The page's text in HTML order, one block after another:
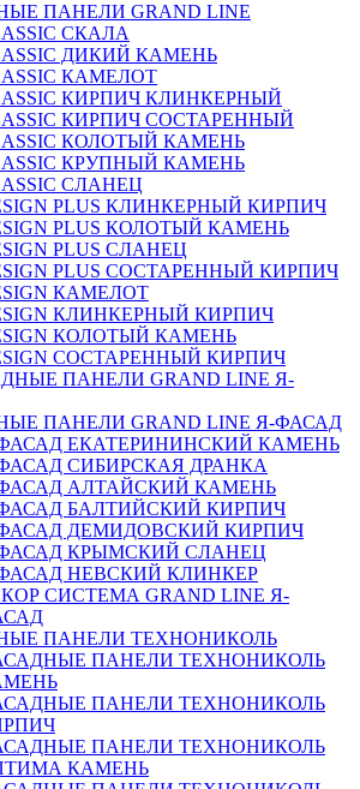
ПАНЕЛИ GRAND LINE
СКАЛА
ДИКИЙ КАМЕНЬ
КАМЕЛОТ
КИРПИЧ КЛИНКЕРНЫЙ
КИРПИЧ СОСТАРЕННЫЙ
КОЛОТЫЙ КАМЕНЬ
КРУПНЫЙ КАМЕНЬ
СЛАНЕЦ
PLUS КЛИНКЕРНЫЙ КИРПИЧ
PLUS КОЛОТЫЙ КАМЕНЬ
PLUS СЛАНЕЦ
PLUS СОСТАРЕННЫЙ КИРПИЧ
КАМЕЛОТ
КЛИНКЕРНЫЙ КИРПИЧ
КОЛОТЫЙ КАМЕНЬ
СОСТАРЕННЫЙ КИРПИЧ
ПАНЕЛИ GRAND LINE Я-ФАСАД
ЕКАТЕРИНИНСКИЙ КАМЕНЬ
СИБИРСКАЯ ДРАНКА
АЛТАЙСКИЙ КАМЕНЬ
БАЛТИЙСКИЙ КИРПИЧ
ДЕМИДОВСКИЙ КИРПИЧ
КРЫМСКИЙ СЛАНЕЦ
НЕВСКИЙ КЛИНКЕР
СИСТЕМА GRAND LINE Я-
ПАНЕЛИ ТЕХНОНИКОЛЬ
ПАНЕЛИ ТЕХНОНИКОЛЬ
ПАНЕЛИ ТЕХНОНИКОЛЬ
ПАНЕЛИ ТЕХНОНИКОЛЬ
КАМЕНЬ